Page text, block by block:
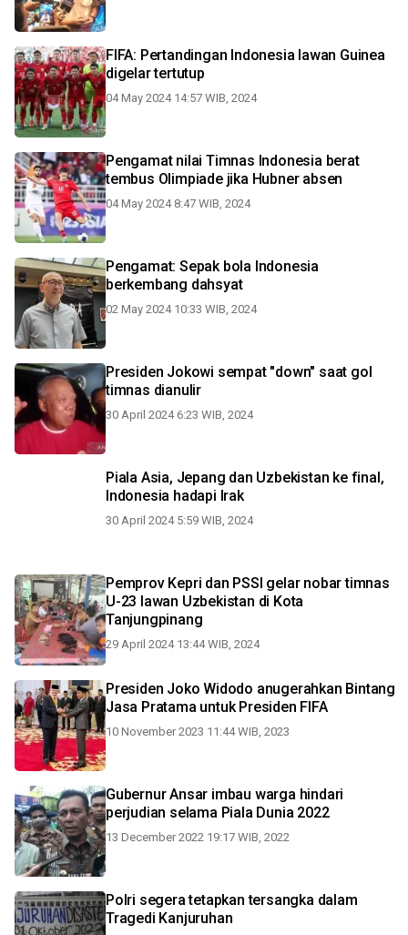
FIFA: Pertandingan Indonesia lawan Guinea
digelar tertutup
04 May 2024 14:57 WIB, 2024
Pengamat nilai Timnas Indonesia berat
tembus Olimpiade jika Hubner absen
04 May 2024 8:47 WIB, 2024
Pengamat: Sepak bola Indonesia
berkembang dahsyat
02 May 2024 10:33 WIB, 2024
Presiden Jokowi sempat "down" saat gol
timnas dianulir
30 April 2024 6:23 WIB, 2024
Piala Asia, Jepang dan Uzbekistan ke final,
Indonesia hadapi Irak
30 April 2024 5:59 WIB, 2024
Pemprov Kepri dan PSSI gelar nobar timnas
U-23 lawan Uzbekistan di Kota
Tanjungpinang
29 April 2024 13:44 WIB, 2024
Presiden Joko Widodo anugerahkan Bintang
Jasa Pratama untuk Presiden FIFA
10 November 2023 11:44 WIB, 2023
Gubernur Ansar imbau warga hindari
perjudian selama Piala Dunia 2022
13 December 2022 19:17 WIB, 2022
Polri segera tetapkan tersangka dalam
Tragedi Kanjuruhan